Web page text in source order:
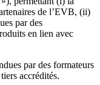
de l’EVB, (ii)
par des
en lien avec
par des formateurs
accrédités.